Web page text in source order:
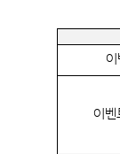
이
이벤